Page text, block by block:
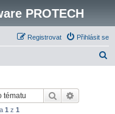
PROTECH
Přihlásit se
Registrovat
Hledat
1 z 1